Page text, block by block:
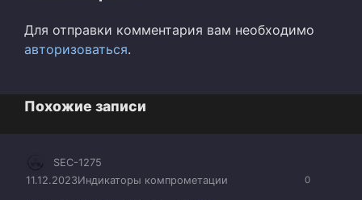
Для отправки комментария вам необходимо
авторизоваться.
Похожие записи
0
SEC-1275
11.12.2023Индикаторы компрометации